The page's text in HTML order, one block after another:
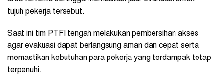
tujuh pekerja tersebut.
Saat ini tim PTFI tengah melakukan pembersihan akses
agar evakuasi dapat berlangsung aman dan cepat serta
memastikan kebutuhan para pekerja yang terdampak tetap
terpenuhi.